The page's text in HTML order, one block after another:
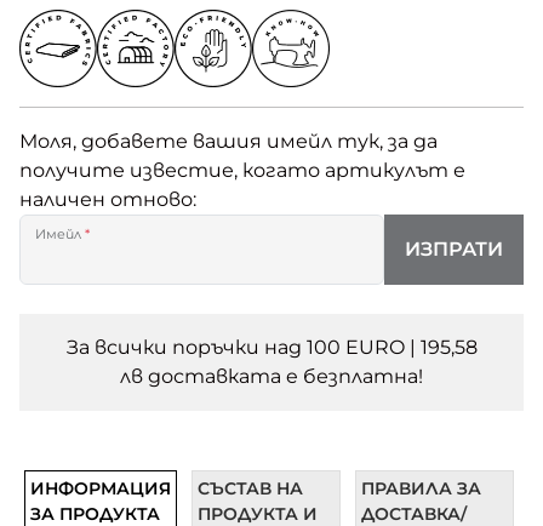
Моля, добавете вашия имейл тук, за да
получите известие, когато артикулът е
наличен отново:
Имейл *
ИЗПРАТИ
За всички поръчки над 100 EURO | 195,58
лв доставката e безплатна!
ИНФОРМАЦИЯ
ЗА ПРОДУКТА
СЪСТАВ НА
ПРОДУКТА И
ПРАВИЛА ЗА
ДОСТАВКА/